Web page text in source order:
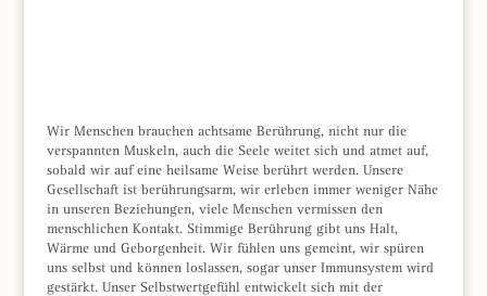
Wir Menschen brauchen achtsame Berührung, nicht nur die
verspannten Muskeln, auch die Seele weitet sich und atmet auf,
sobald wir auf eine heilsame Weise berührt werden. Unsere
Gesellschaft ist berührungsarm, wir erleben immer weniger Nähe
in unseren Beziehungen, viele Menschen vermissen den
menschlichen Kontakt. Stimmige Berührung gibt uns Halt,
Wärme und Geborgenheit. Wir fühlen uns gemeint, wir spüren
uns selbst und können loslassen, sogar unser Immunsystem wird
gestärkt. Unser Selbstwertgefühl entwickelt sich mit der